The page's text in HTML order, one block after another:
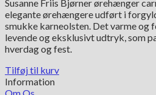
Susanne Friis Bjørner ørehænger
elegante ørehængere udført i
smukke karneolsten. Det varme og
levende og eksklusivt udtryk, som
hverdag og fest.
Tilføj til kurv
Information